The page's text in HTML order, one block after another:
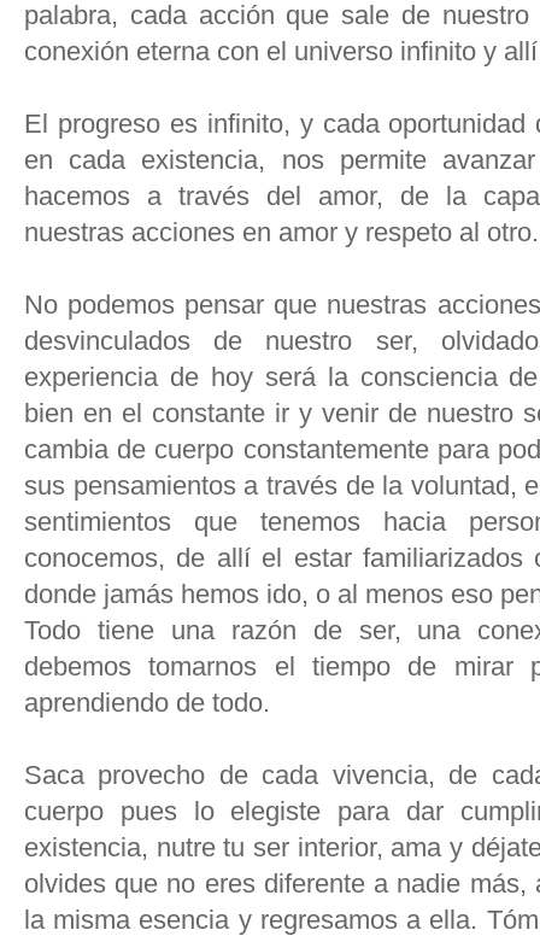
palabra, cada acción que sale de
conexión eterna con el universo infinito y
El progreso es infinito, y cada
en cada existencia, nos permite
hacemos a través del amor, de la
nuestras acciones en amor y respeto al otro.
No podemos pensar que nuestras
desvinculados de nuestro ser,
experiencia de hoy será la consciencia
bien en el constante ir y venir de nuestro
cambia de cuerpo constantemente para
sus pensamientos a través de la voluntad,
sentimientos que tenemos hacia
conocemos, de allí el estar
donde jamás hemos ido, o al menos eso
Todo tiene una razón de ser, una
debemos tomarnos el tiempo de mirar
aprendiendo de todo.
Saca provecho de cada vivencia, de
cuerpo pues lo elegiste para dar
existencia, nutre tu ser interior, ama y
olvides que no eres diferente a nadie
la misma esencia y regresamos a ella.